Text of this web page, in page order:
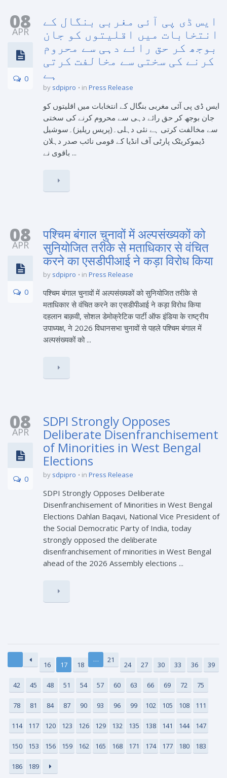
08
APR
0
ایس ڈی پی آئی مغربی بنگال کے
انتخابات میں اقلیتوں کو جان
بوجھ کر حق رائے دہی سے محروم
کرنے کی سختی سے مخالفت کرتی
ہے
by sdpipro in Press Release
ایس ڈی پی آئی مغربی بنگال کے انتخابات میں اقلیتوں کو
جان بوجھ کر حق رائے دہی سے محروم کرنے کی سختی
سے مخالفت کرتی ہے نئی دہلی۔(پریس ریلیز)۔سوشیل
ڈیموکریٹک پارٹی آف انڈیا کے قومی نائب صدر دہلان
باقوی نے ...
08
APR
0
पश्चिम बंगाल चुनावों में अल्पसंख्यकों को
सुनियोजित तरीके से मताधिकार से वंचित
करने का एसडीपीआई ने कड़ा विरोध किया
by sdpipro in Press Release
पश्चिम बंगाल चुनावों में अल्पसंख्यकों को सुनियोजित तरीके से
मताधिकार से वंचित करने का एसडीपीआई ने कड़ा विरोध किया
दहलान बाक़वी, सोशल डेमोक्रेटिक पार्टी ऑफ इंडिया के राष्ट्रीय
उपाध्यक्ष, ने 2026 विधानसभा चुनावों से पहले पश्चिम बंगाल में
अल्पसंख्यकों को ...
08
APR
0
SDPI Strongly Opposes
Deliberate Disenfranchisement
of Minorities in West Bengal
Elections
by sdpipro in Press Release
SDPI Strongly Opposes Deliberate
Disenfranchisement of Minorities in West Bengal
Elections Dahlan Baqavi, National Vice President of
the Social Democratic Party of India, today
strongly opposed the deliberate
disenfranchisement of minorities in West Bengal
ahead of the 2026 Assembly elections ...
16 17 18
… 21
24 27 30 33 36 39
42 45 48 51 54 57 60 63 66 69 72 75
78 81 84 87 90 93 96 99 102 105 108 111
114 117 120 123 126 129 132 135 138 141 144 147
150 153 156 159 162 165 168 171 174 177 180 183
186 189